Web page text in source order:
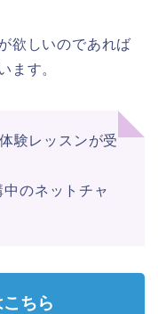
欲しいのであれば
ます。
験レッスンが受
のネットチャ
ちら